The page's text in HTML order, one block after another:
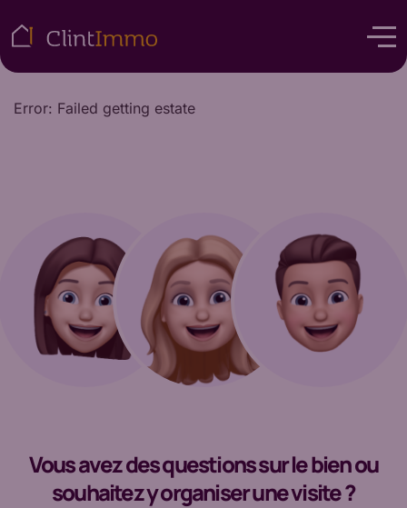
Error: Failed getting estate
Vous avez des questions sur le bien ou
souhaitez y organiser une visite ?